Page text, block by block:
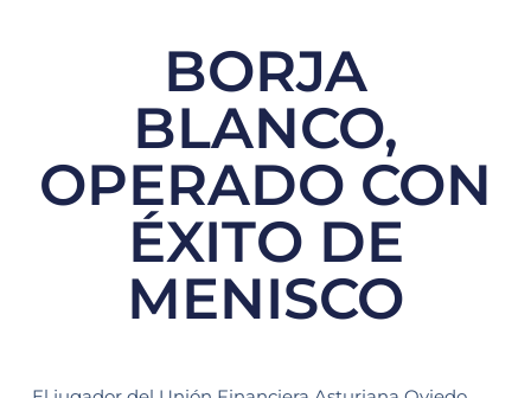
BORJA
BLANCO,
OPERADO CON
ÉXITO DE
MENISCO